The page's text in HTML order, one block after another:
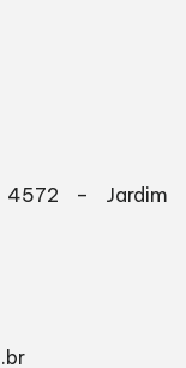
4572 – Jardim